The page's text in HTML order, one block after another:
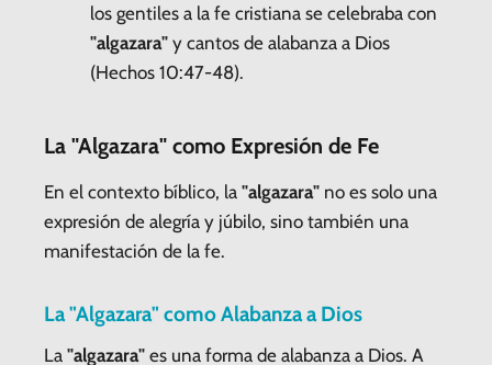
los gentiles a la fe cristiana se celebraba con
"algazara" y cantos de alabanza a Dios
(Hechos 10:47-48).
La "Algazara" como Expresión de Fe
En el contexto bíblico, la "algazara" no es solo una
expresión de alegría y júbilo, sino también una
manifestación de la fe.
La "Algazara" como Alabanza a Dios
La "algazara" es una forma de alabanza a Dios. A